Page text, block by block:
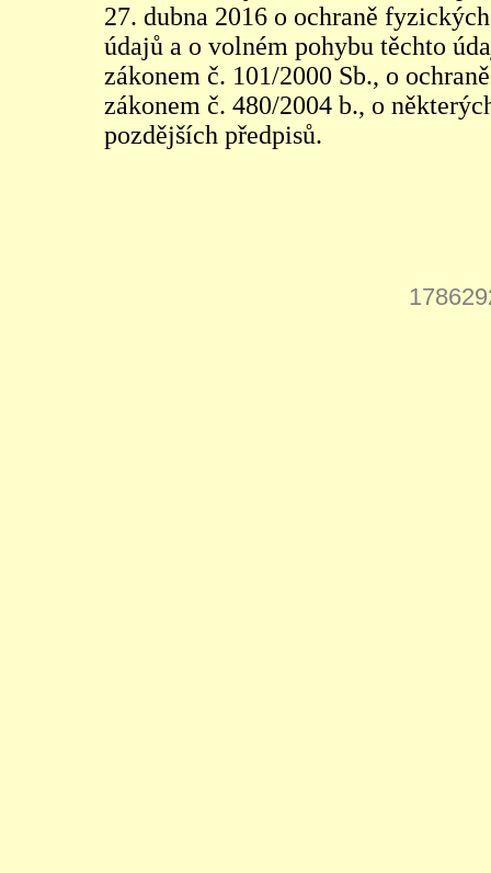
27. dubna 2016 o ochraně
údajů a o volném pohybu těchto
zákonem č. 101/2000 Sb., o
zákonem č. 480/2004 b., o
pozdějších předpisů.